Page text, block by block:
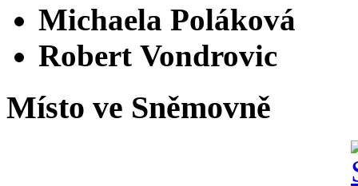
Michaela Poláková
Robert Vondrovic
Místo ve Sněmovně